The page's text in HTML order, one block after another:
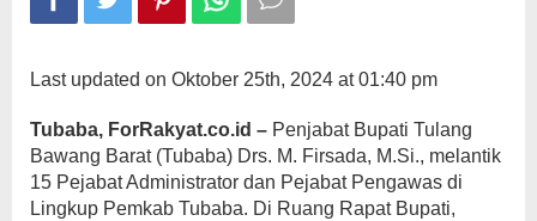
Last updated on Oktober 25th, 2024 at 01:40 pm
Tubaba, ForRakyat.co.id – Penjabat Bupati Tulang
Bawang Barat (Tubaba) Drs. M. Firsada, M.Si., melantik
15 Pejabat Administrator dan Pejabat Pengawas di
Lingkup Pemkab Tubaba. Di Ruang Rapat Bupati,